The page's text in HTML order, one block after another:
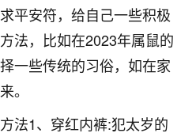
平安符，给自己一些积极
法，比如在2023年属鼠的
一些传统的习俗，如在家
。
法1、穿红内裤:犯太岁的
升迁机会，但同时竞争的我们
是抱着侥幸心理，没想到老师看
半疑的按照老师建议，做了化
本来年前的人事调整，拖到年
结果开年一上班，开会提拔升
无所谓，主要是底薪加了
论如何，感恩感谢！🙏🏻